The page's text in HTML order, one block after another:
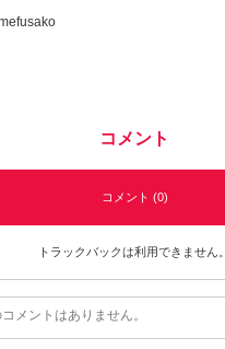
コメント
コメント (0)
トラックバックは利用できません。
メントはありません。